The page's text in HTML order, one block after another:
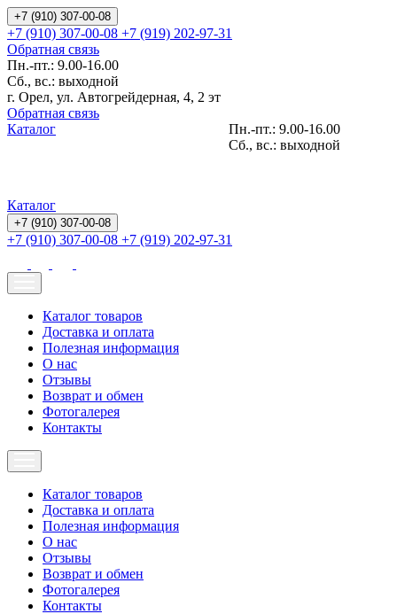
+7 (910) 307-00-08
+7 (910) 307-00-08 +7 (919) 202-97-31
Обратная связь
Пн.-пт.: 9.00-16.00
Сб., вс.: выходной
г. Орел, ул. Автогрейдерная, 4, 2 эт
Обратная связь
Пн.-пт.: 9.00-16.00
Сб., вс.: выходной
Каталог
Каталог
+7 (910) 307-00-08
+7 (910) 307-00-08 +7 (919) 202-97-31
Каталог товаров
Доставка и оплата
Полезная информация
О нас
Отзывы
Возврат и обмен
Фотогалерея
Контакты
Каталог товаров
Доставка и оплата
Полезная информация
О нас
Отзывы
Возврат и обмен
Фотогалерея
Контакты